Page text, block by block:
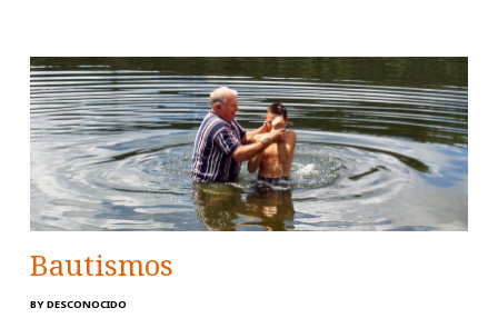
Bautismos
BY DESCONOCIDO